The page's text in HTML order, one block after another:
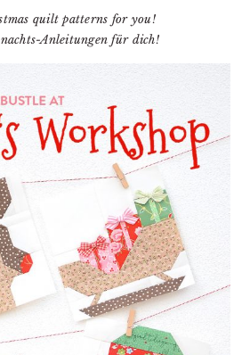
quilt patterns for you!
Anleitungen für dich!